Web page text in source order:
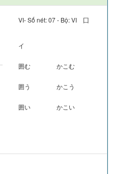
VI- Số nét: 07 - Bộ: VI 囗
イ
囲む かこむ
囲う かこう
囲い かこい